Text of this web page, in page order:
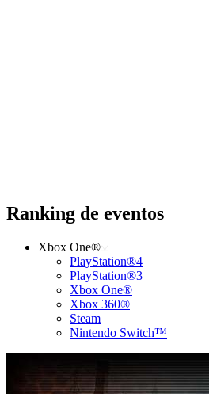
Ranking de eventos
Xbox One®
PlayStation®4
PlayStation®3
Xbox One®
Xbox 360®
Steam
Nintendo Switch™